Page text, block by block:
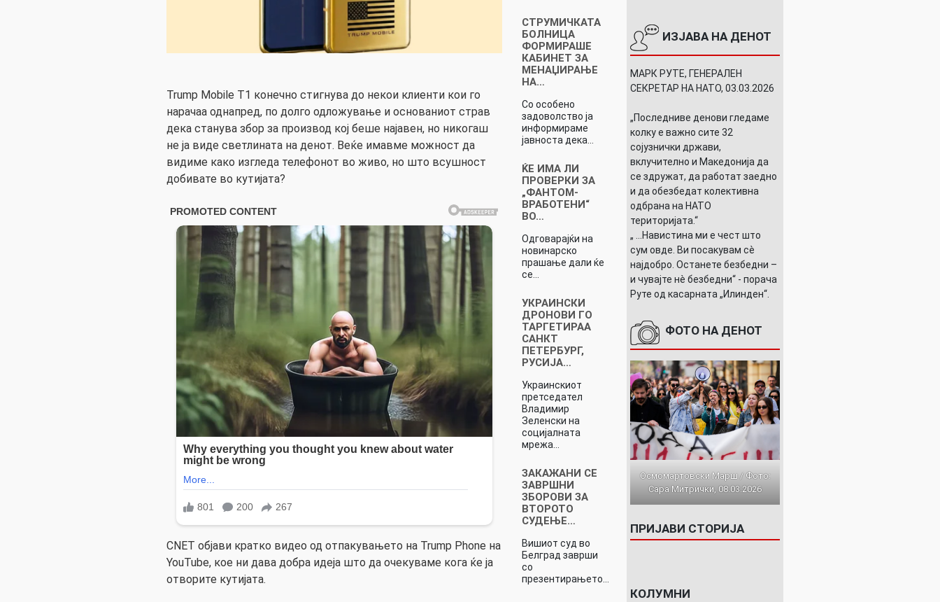
Trump Mobile T1 конечно стигнува до некои клиенти кои го
нарачаа однапред, по долго одложување и основаниот страв
дека станува збор за производ кој беше најавен, но никогаш
не ја виде светлината на денот. Веќе имавме можност да
видиме како изгледа телефонот во живо, но што всушност
добивате во кутијата?
CNET објави кратко видео од отпакувањето на Trump Phone на
YouTube, кое ни дава добра идеја што да очекуваме кога ќе ја
отворите кутијата.
СТРУМИЧКАТА
БОЛНИЦА
ФОРМИРАШЕ
КАБИНЕТ ЗА
МЕНАЏИРАЊЕ
НА…
Со особено
задоволство ја
информираме
јавноста дека…
ЌЕ ИМА ЛИ
ПРОВЕРКИ ЗА
„ФАНТОМ-
ВРАБОТЕНИ“
ВО…
Одговарајќи на
новинарско
прашање дали ќе
се…
УКРАИНСКИ
ДРОНОВИ ГО
ТАРГЕТИРАА
САНКТ
ПЕТЕРБУРГ,
РУСИЈА…
Украинскиот
претседател
Владимир
Зеленски на
социјалната
мрежа…
ЗАКАЖАНИ СЕ
ЗАВРШНИ
ЗБОРОВИ ЗА
ВТОРОТО
СУДЕЊЕ…
Вишиот суд во
Белград заврши
со
презентирањето…
ИЗЈАВА НА ДЕНОТ
МАРК РУТЕ, ГЕНЕРАЛЕН
СЕКРЕТАР НА НАТО, 03.03.2026
„Последниве денови гледаме
колку е важно сите 32
сојузнички држави,
вклучително и Македонија да
се здружат, да работат заедно
и да обезбедат колективна
одбрана на НАТО
територијата.“
„ ...Навистина ми е чест што
сум овде. Ви посакувам сè
најдобро. Останете безбедни –
и чувајте нè безбедни“ - порача
Руте од касарната „Илинден“.
ФОТО НА ДЕНОТ
Осмомартовски Марш / Фото:
Сара Митрички, 08.03.2026
ПРИЈАВИ СТОРИЈА
КОЛУМНИ